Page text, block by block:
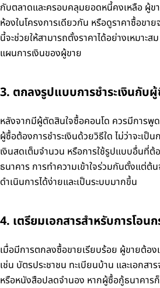
กับตลาดและครอบคลุมยอดหนี้คงเหลือ ผู้ข
ห้องในโครงการเดียวกัน หรือดูราคาซื้อขาย
นี้จะช่วยให้สามารถตั้งราคาได้อย่างเหมาะ
แผนการเงินของผู้ขาย
3. ตกลงรูปแบบการชำระเงินกับ
หลังจากมีผู้ตัดสินใจซื้อคอนโด ควรมีการพู
ผู้ซื้อต้องการชำระเงินด้วยวิธีใด ไม่ว่าจะเป็
เงินสดเต็มจำนวน หรือการใช้รูปแบบอื่นที่ต้
ธนาคาร การทำความเข้าใจร่วมกันตั้งแต่ต้
ดำเนินการได้ง่ายและเป็นระบบมากขึ้น
4. เตรียมเอกสารสำหรับการโอน
เมื่อมีการตกลงซื้อขายเรียบร้อย ผู้ขายต้อง
เช่น บัตรประชาชน ทะเบียนบ้าน และเอกส
หรือหนังสือปลดจำนอง หากผู้ซื้อกู้ธนาคารก็